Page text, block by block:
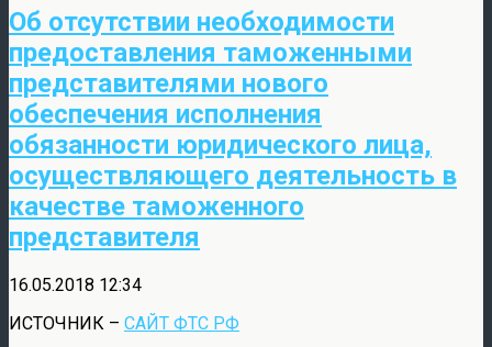
Об отсутствии необходимости
предоставления таможенными
представителями нового
обеспечения исполнения
обязанности юридического лица,
осуществляющего деятельность в
качестве таможенного
представителя
16.05.2018 12:34
ИСТОЧНИК – САЙТ ФТС РФ